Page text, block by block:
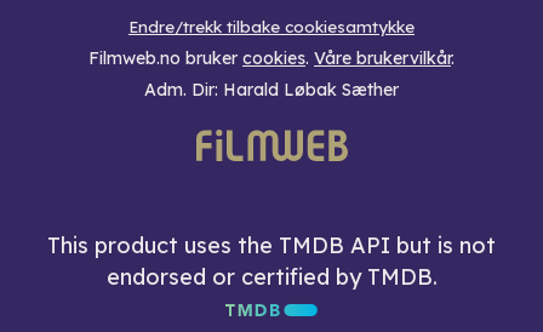
Endre/trekk tilbake cookiesamtykke
Filmweb.no bruker cookies. Våre brukervilkår.
Adm. Dir: Harald Løbak Sæther
This product uses the TMDB API but is not
endorsed or certified by TMDB.